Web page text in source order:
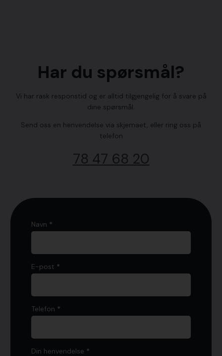
Har du spørsmål?
​Vi har rask responstid og er alltid ​tilgjengelig for å svare på
dine spørsmål.
Send oss en henvendelse via skjemaet, eller ring oss på
telefon
78 47 68 20
kontaktskjema
Navn *
E-post *
Telefon *
Din henvendelse *